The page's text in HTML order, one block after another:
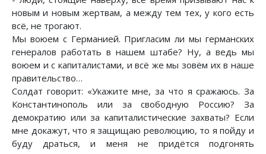
новым и новым жертвам, а между тем тех, у кого есть
всё, не трогают.
Мы воюем с Германией. Пригласим ли мы германских
генералов работать в нашем штабе? Ну, а ведь мы
воюем и с капиталистами, и всё же мы зовём их в наше
правительство…
Солдат говорит: «Укажите мне, за что я сражаюсь. За
Константинополь или за свободную Россию? За
демократию или за капиталистические захваты? Если
мне докажут, что я защищаю революцию, то я пойду и
буду драться, и меня не придётся подгонять